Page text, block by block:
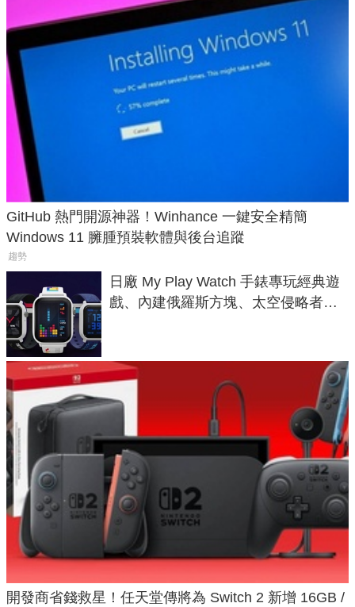
GitHub 熱門開源神器！Winhance 一鍵安全精簡
Windows 11 臃腫預裝軟體與後台追蹤
趨勢
日廠 My Play Watch 手錶專玩經典遊
戲、內建俄羅斯方塊、太空侵略者，
開發商省錢救星！任天堂傳將為 Switch 2 新增 16GB /